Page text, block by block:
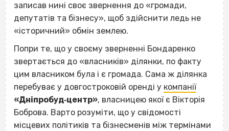
записав нині своє звернення до «громади,
депутатів та бізнесу», щоб здійснити ледь не
«історичний» обмін землею.
Попри те, що у своєму зверненні Бондаренко
звертається до «власників» ділянки, по факту
цим власником була і є громада. Сама ж ділянка
перебуває у довгостроковій оренді у компанії
«Дніпробуд‐центр», власницею якої є Вікторія
Боброва. Варто розуміти, що у свідомості
місцевих політиків та бізнесменів між термінами